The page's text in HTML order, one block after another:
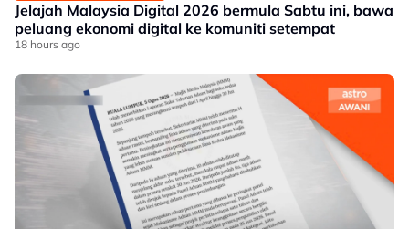
Jelajah Malaysia Digital 2026 bermula Sabtu ini, bawa
peluang ekonomi digital ke komuniti setempat
18 hours ago